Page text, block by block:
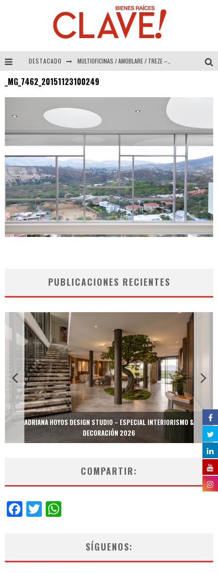
DESTACADO MULTIOFICINAS / AMOBLARE / TREZE – Especial Interiorismo & Decoración 2026
COLINEAL – Especial Interiorismo & Decoración 2026
ADRIANA HOYOS DESIGN STUDIO – Especial Interiorismo & Decoración 2026
_MG_7462_20151123100249
PUBLICACIONES RECIENTES
ADRIANA HOYOS DESIGN STUDIO – ESPECIAL INTERIORISMO &
DECORACIÓN 2026
COMPARTIR:
Facebook
Twitter
SÍGUENOS: